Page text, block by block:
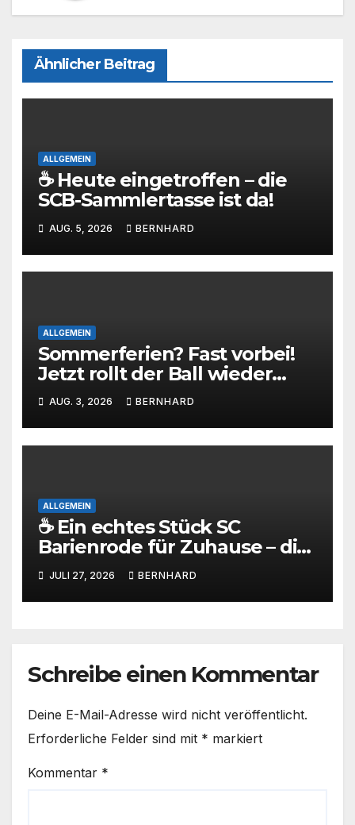
Ähnlicher Beitrag
ALLGEMEIN
☕ Heute eingetroffen – die
SCB-Sammlertasse ist da!
AUG. 5, 2026 BERNHARD
ALLGEMEIN
Sommerferien? Fast vorbei!
Jetzt rollt der Ball wieder
beim SC Barienrode!
AUG. 3, 2026 BERNHARD
ALLGEMEIN
☕ Ein echtes Stück SC
Barienrode für Zuhause – die
SCB-Sammlertasse kommt!
JULI 27, 2026 BERNHARD
Schreibe einen Kommentar
Deine E-Mail-Adresse wird nicht veröffentlicht.
Erforderliche Felder sind mit * markiert
Kommentar *